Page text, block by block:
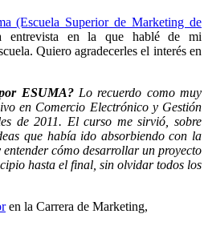
(Escuela Superior de Marketing de
entrevista en la que hablé de mi
Quiero agradecerles el interés en
ESUMA?Lo recuerdo como muy
en Comercio Electrónico y Gestión
de 2011. El curso me sirvió, sobre
que había ido absorbiendo con la
entender cómo desarrollar un proyecto
hasta el final, sin olvidar todos los
en la Carrera de Marketing,